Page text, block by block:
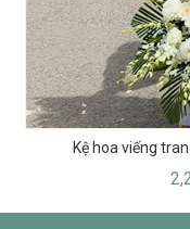
Kệ hoa viếng